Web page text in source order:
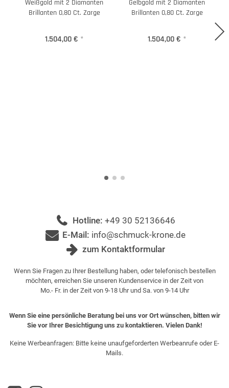
Weißgold mit 2 Diamanten
Brillanten 0,80 Ct. Zarge
1.504,00 € *
Gelbgold mit 2 Diamanten
Brillanten 0,80 Ct. Zarge
1.504,00 € *
Hotline: +49 30 52136646
E-Mail: info@schmuck-krone.de
zum Kontaktformular
Wenn Sie Fragen zu Ihrer Bestellung haben, oder telefonisch bestellen
möchten, erreichen Sie unseren Kundenservice in der Zeit von
Mo.- Fr. in der Zeit von 9-18 Uhr und Sa. von 9-14 Uhr
Wenn Sie eine persönliche Beratung bei uns vor Ort wünschen, bitten wir
Sie vor Ihrer Besichtigung uns zu kontaktieren. Vielen Dank!
Keine Werbeanfragen: Bitte keine unaufgeforderten Werbeanrufe oder E-
Mails.